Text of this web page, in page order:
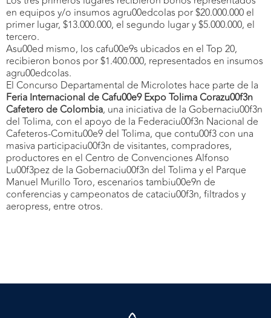
en equipos y/o insumos agru00edcolas por $20.000.000 el
primer lugar, $13.000.000, el segundo lugar y $5.000.000, el
tercero.
Asu00ed mismo, los cafu00e9s ubicados en el Top 20,
recibieron bonos por $1.400.000, representados en insumos
agru00edcolas.
El Concurso Departamental de Microlotes hace parte de la
Feria Internacional de Cafu00e9 Expo Tolima Corazu00f3n
Cafetero de Colombia, una iniciativa de la Gobernaciu00f3n
del Tolima, con el apoyo de la Federaciu00f3n Nacional de
Cafeteros-Comitu00e9 del Tolima, que contu00f3 con una
masiva participaciu00f3n de visitantes, compradores,
productores en el Centro de Convenciones Alfonso
Lu00f3pez de la Gobernaciu00f3n del Tolima y el Parque
Manuel Murillo Toro, escenarios tambiu00e9n de
conferencias y campeonatos de cataciu00f3n, filtrados y
aeropress, entre otros.